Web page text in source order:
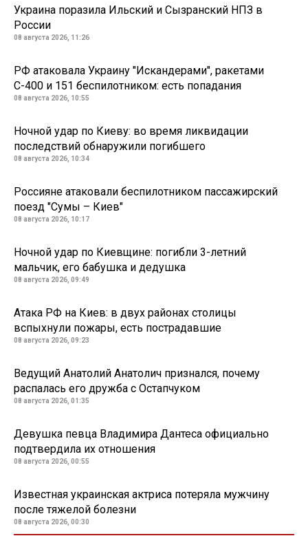
Украина поразила Ильский и Сызранский НПЗ в
России
08 августа 2026, 11:26
РФ атаковала Украину "Искандерами", ракетами
С-400 и 151 беспилотником: есть попадания
08 августа 2026, 10:55
Ночной удар по Киеву: во время ликвидации
последствий обнаружили погибшего
08 августа 2026, 10:34
Россияне атаковали беспилотником пассажирский
поезд "Сумы – Киев"
08 августа 2026, 10:17
Ночной удар по Киевщине: погибли 3-летний
мальчик, его бабушка и дедушка
08 августа 2026, 09:49
Атака РФ на Киев: в двух районах столицы
вспыхнули пожары, есть пострадавшие
08 августа 2026, 09:23
Ведущий Анатолий Анатолич признался, почему
распалась его дружба с Остапчуком
08 августа 2026, 01:35
Девушка певца Владимира Дантеса официально
подтвердила их отношения
08 августа 2026, 00:55
Известная украинская актриса потеряла мужчину
после тяжелой болезни
08 августа 2026, 00:30